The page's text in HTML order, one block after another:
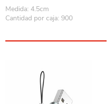
Medida: 4.5cm
Cantidad por caja: 900